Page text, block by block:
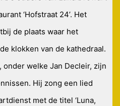
‘Hofstraat 24’. Het
de plaats waar het
klokken van de kathedraal.
onder welke Jan Decleir, zijn
Hij zong een lied
met de titel ‘Luna,